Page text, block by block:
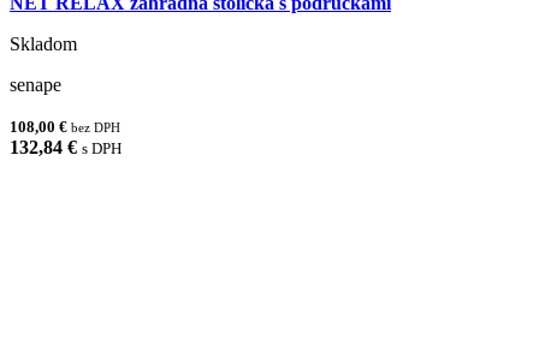
Skladom
senape
108,00 € bez DPH
132,84 € s DPH